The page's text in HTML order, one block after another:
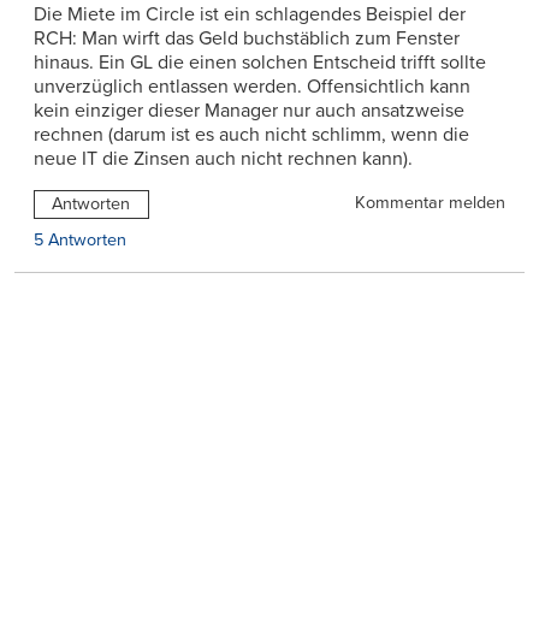
Die Miete im Circle ist ein schlagendes Beispiel der
RCH: Man wirft das Geld buchstäblich zum Fenster
hinaus. Ein GL die einen solchen Entscheid trifft sollte
unverzüglich entlassen werden. Offensichtlich kann
kein einziger dieser Manager nur auch ansatzweise
rechnen (darum ist es auch nicht schlimm, wenn die
neue IT die Zinsen auch nicht rechnen kann).
Antworten
Kommentar melden
5 Antworten